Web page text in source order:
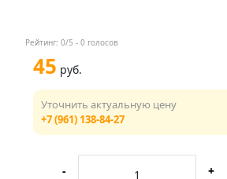
Рейтинг: 0/5 - 0 голосов
45 руб.
Уточнить актуальную цену
+7 (961) 138-84-27
- +